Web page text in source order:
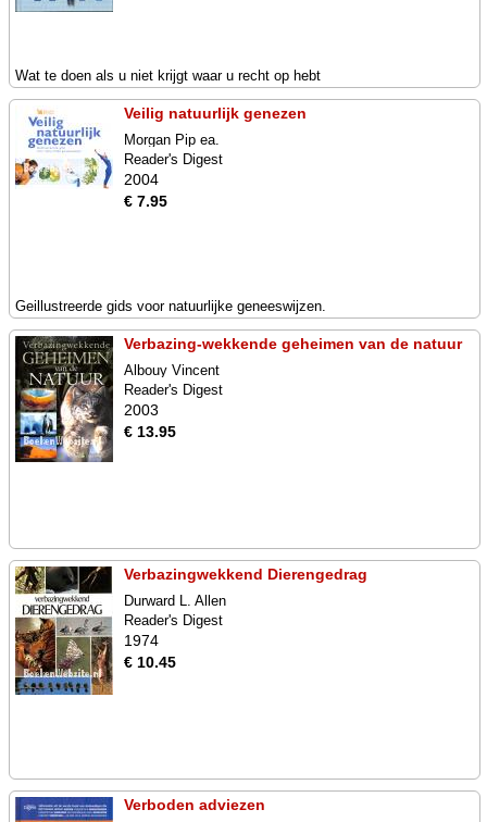
Wat te doen als u niet krijgt waar u recht op hebt
Veilig natuurlijk genezen
Morgan Pip ea.
Reader's Digest
2004
€ 7.95
Geillustreerde gids voor natuurlijke geneeswijzen.
Verbazing-wekkende geheimen van de natuur
Albouy Vincent
Reader's Digest
2003
€ 13.95
Verbazingwekkend Dierengedrag
Durward L. Allen
Reader's Digest
1974
€ 10.45
Verboden adviezen